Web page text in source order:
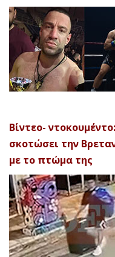
Βίντεο-
σκοτώσει την
με το πτώμα της